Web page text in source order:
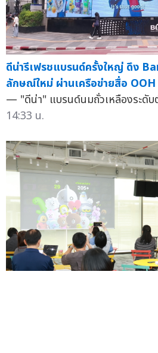
ดีน่ารีเฟรชแบรนด์ครั้งใหญ่ ดึง
ลักษณ์ใหม่ ผ่านเครือข่ายสื่อ OOH
— "ดีน่า" แบรนด์นมถั่วเหลืองระดับ
14:33 น.